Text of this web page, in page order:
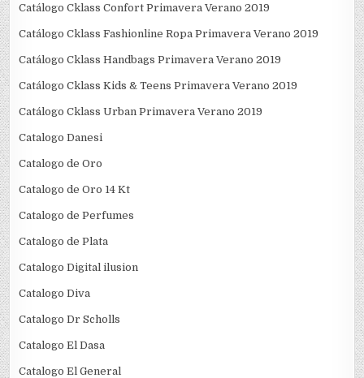
Catálogo Cklass Confort Primavera Verano 2019
Catálogo Cklass Fashionline Ropa Primavera Verano 2019
Catálogo Cklass Handbags Primavera Verano 2019
Catálogo Cklass Kids & Teens Primavera Verano 2019
Catálogo Cklass Urban Primavera Verano 2019
Catalogo Danesi
Catalogo de Oro
Catalogo de Oro 14 Kt
Catalogo de Perfumes
Catalogo de Plata
Catalogo Digital ilusion
Catalogo Diva
Catalogo Dr Scholls
Catalogo El Dasa
Catalogo El General